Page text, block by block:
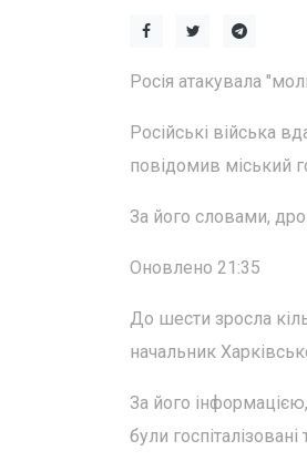
Росія атакувала
Російські війська
повідомив міський
За його словами,
Оновлено 21:35
До шести зросла
начальник
За його
були